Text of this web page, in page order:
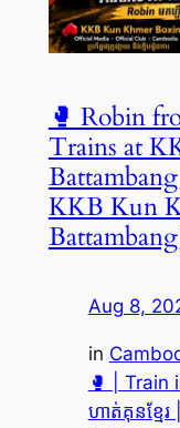
🥊 Robin
Trains at
KKB Kun
Aug 8,
in
🥊 | Train
ហាត់គុនខ្មែ